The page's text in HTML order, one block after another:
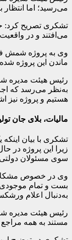
می‌رسید؛ اما
تشکری تصریح کرد:
می‌افتند و در
وی به پروژه شمش
ماندن این پروژه
رئیس هیئت مدیره
به‌نظر می‌رسد که
هستیم و پروژه نیز
مالیات، بلای جان
تشکری با بیان اینکه
زیرا این پروژه در
سوی مسئولان
وی در خصوص مشکلات
بست و تمام موجودی
به‌دنبال اعلام
رئیس هیئت مدیره
مستند به همه